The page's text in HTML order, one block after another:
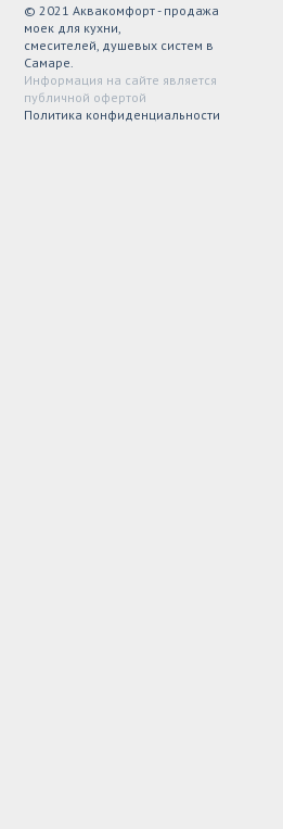
© 2021 Аквакомфорт - продажа
моек для кухни,
смесителей, душевых систем в
Самаре.
Информация на сайте является
публичной офертой
Политика конфиденциальности